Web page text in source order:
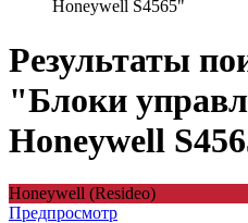
Honeywell S4565"
Результаты
"Блоки
Honeywell
Honeywell (Resideo)
Предпросмотр